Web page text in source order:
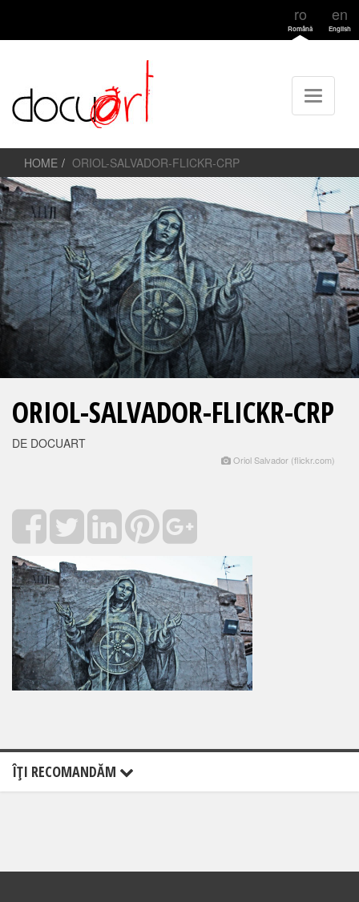
ro
Română
en
English
HOME ORIOL-SALVADOR-FLICKR-CRP
ORIOL-SALVADOR-FLICKR-CRP
DE DOCUART
Oriol Salvador (flickr.com)
ÎŢI RECOMANDĂM